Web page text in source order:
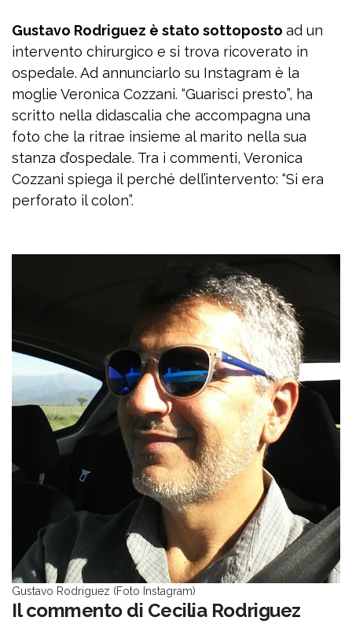
Gustavo Rodriguez è stato sottoposto ad un
intervento chirurgico e si trova ricoverato in
ospedale. Ad annunciarlo su Instagram è la
moglie Veronica Cozzani. “Guarisci presto”, ha
scritto nella didascalia che accompagna una
foto che la ritrae insieme al marito nella sua
stanza d’ospedale. Tra i commenti, Veronica
Cozzani spiega il perché dell’intervento: “Si era
perforato il colon”.
Gustavo Rodriguez (Foto Instagram)
Il commento di Cecilia Rodriguez